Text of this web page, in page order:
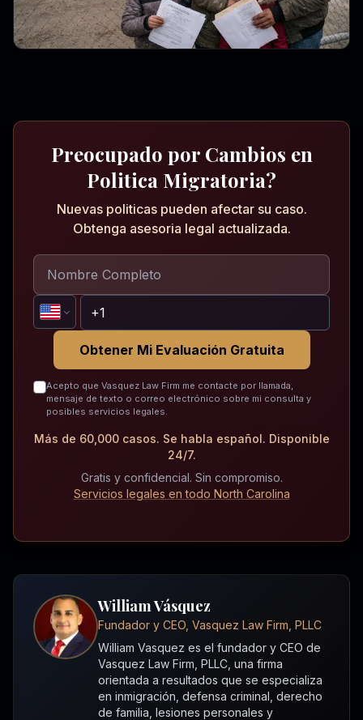
Preocupado por Cambios en
Politica Migratoria?
Nuevas politicas pueden afectar su caso.
Obtenga asesoria legal actualizada.
Obtener Mi Evaluación Gratuita
Acepto que Vasquez Law Firm me contacte por llamada,
mensaje de texto o correo electrónico sobre mi consulta y
posibles servicios legales.
Más de 60,000 casos. Se habla español. Disponible
24/7.
Gratis y confidencial. Sin compromiso.
Servicios legales en todo North Carolina
William Vásquez
Fundador y CEO, Vasquez Law Firm, PLLC
William Vasquez es el fundador y CEO de
Vasquez Law Firm, PLLC, una firma
orientada a resultados que se especializa
en inmigración, defensa criminal, derecho
de familia, lesiones personales y